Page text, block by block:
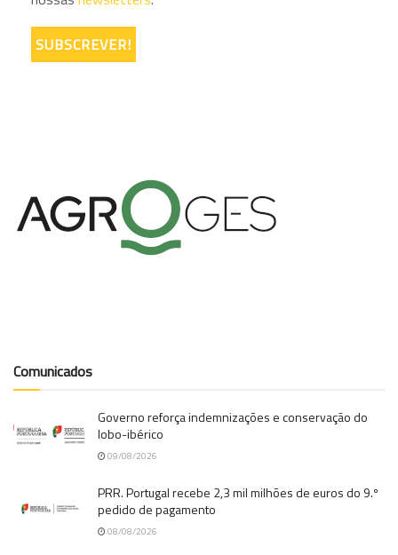
Comunicados
Governo reforça indemnizações e conservação do
lobo-ibérico
09/08/2026
PRR. Portugal recebe 2,3 mil milhões de euros do 9.º
pedido de pagamento
08/08/2026